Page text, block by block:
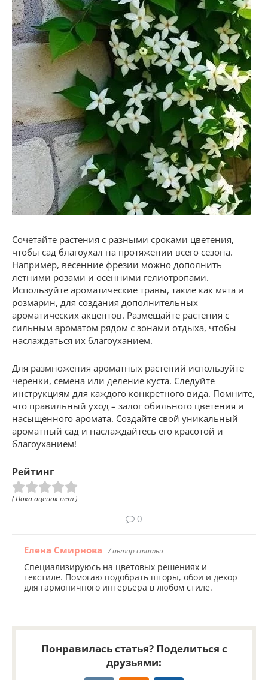
Сочетайте растения с разными сроками цветения,
чтобы сад благоухал на протяжении всего сезона.
Например, весенние фрезии можно дополнить
летними розами и осенними гелиотропами.
Используйте ароматические травы, такие как мята и
розмарин, для создания дополнительных
ароматических акцентов. Размещайте растения с
сильным ароматом рядом с зонами отдыха, чтобы
наслаждаться их благоуханием.
Для размножения ароматных растений используйте
черенки, семена или деление куста. Следуйте
инструкциям для каждого конкретного вида. Помните,
что правильный уход – залог обильного цветения и
насыщенного аромата. Создайте свой уникальный
ароматный сад и наслаждайтесь его красотой и
благоуханием!
Рейтинг
( Пока оценок нет )
0
Елена Смирнова / автор статьи
Специализируюсь на цветовых решениях и
текстиле. Помогаю подобрать шторы, обои и декор
для гармоничного интерьера в любом стиле.
Понравилась статья? Поделиться с
друзьями: